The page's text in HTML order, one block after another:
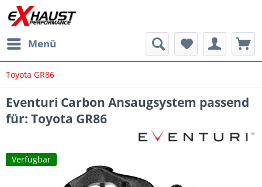
Menü
Toyota GR86
Eventuri Carbon Ansaugsystem passend
für: Toyota GR86
Verfügbar